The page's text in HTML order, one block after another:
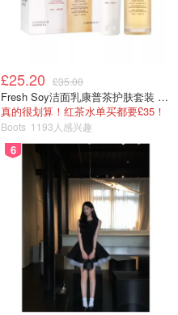
£25.20 £35.00
Fresh Soy洁面乳康普茶护肤套装 100ml
真的很划算！红茶水单买都要£35！
Boots 1193人感兴趣
6